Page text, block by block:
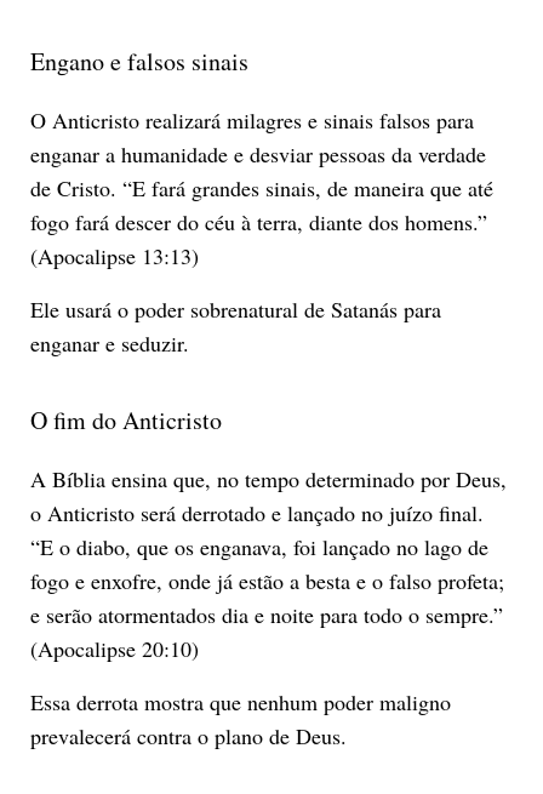
Engano e falsos sinais
O Anticristo realizará milagres e sinais falsos para
enganar a humanidade e desviar pessoas da verdade
de Cristo. “E fará grandes sinais, de maneira que até
fogo fará descer do céu à terra, diante dos homens.”
(Apocalipse 13:13)
Ele usará o poder sobrenatural de Satanás para
enganar e seduzir.
O fim do Anticristo
A Bíblia ensina que, no tempo determinado por Deus,
o Anticristo será derrotado e lançado no juízo final.
“E o diabo, que os enganava, foi lançado no lago de
fogo e enxofre, onde já estão a besta e o falso profeta;
e serão atormentados dia e noite para todo o sempre.”
(Apocalipse 20:10)
Essa derrota mostra que nenhum poder maligno
prevalecerá contra o plano de Deus.